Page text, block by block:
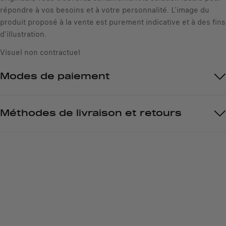
répondre à vos besoins et à votre personnalité. L'image du
produit proposé à la vente est purement indicative et à des fins
d'illustration.
Visuel non contractuel
Modes de paiement
Méthodes de livraison et retours